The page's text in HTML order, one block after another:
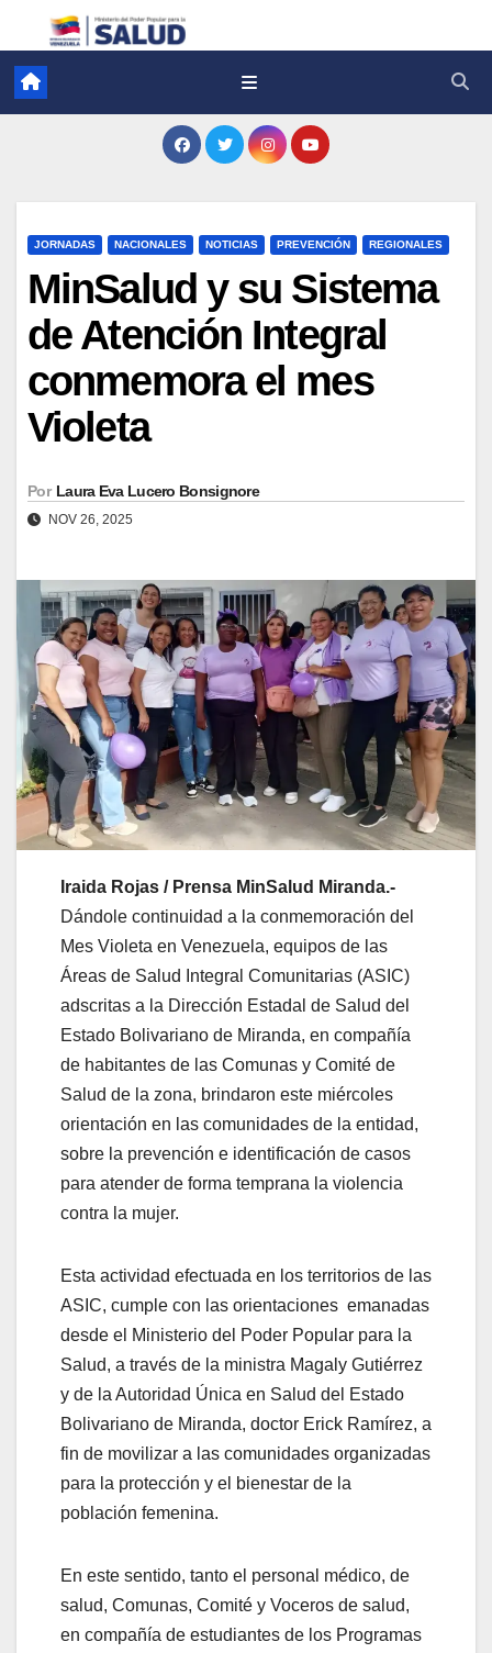
JORNADAS NACIONALES NOTICIAS PREVENCIÓN REGIONALES
MinSalud y su Sistema
de Atención Integral
conmemora el mes
Violeta
Por Laura Eva Lucero Bonsignore
NOV 26, 2025
Iraida Rojas / Prensa MinSalud Miranda.-
Dándole continuidad a la conmemoración del
Mes Violeta en Venezuela, equipos de las
Áreas de Salud Integral Comunitarias (ASIC)
adscritas a la Dirección Estadal de Salud del
Estado Bolivariano de Miranda, en compañía
de habitantes de las Comunas y Comité de
Salud de la zona, brindaron este miércoles
orientación en las comunidades de la entidad,
sobre la prevención e identificación de casos
para atender de forma temprana la violencia
contra la mujer.
Esta actividad efectuada en los territorios de las
ASIC, cumple con las orientaciones emanadas
desde el Ministerio del Poder Popular para la
Salud, a través de la ministra Magaly Gutiérrez
y de la Autoridad Única en Salud del Estado
Bolivariano de Miranda, doctor Erick Ramírez, a
fin de movilizar a las comunidades organizadas
para la protección y el bienestar de la
población femenina.
En este sentido, tanto el personal médico, de
salud, Comunas, Comité y Voceros de salud,
en compañía de estudiantes de los Programas